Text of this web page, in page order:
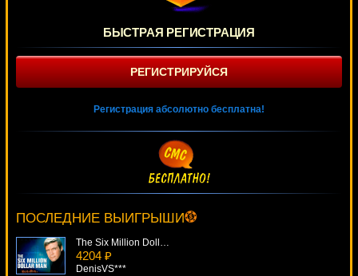
БЫСТРАЯ РЕГИСТРАЦИЯ
РЕГИСТРИРУЙСЯ
Регистрация абсолютно бесплатна!
ПОСЛЕДНИЕ ВЫИГРЫШИ
Serg***
The Six Million Dollar Man
4204 ₽
DenisVS***